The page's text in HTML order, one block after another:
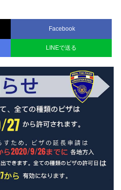
Facebook
LINEで送る